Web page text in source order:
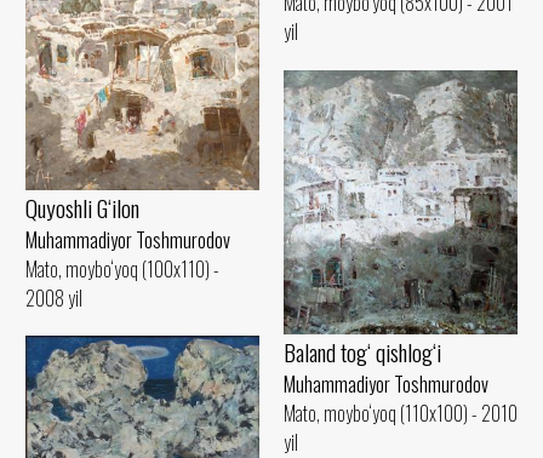
yil
Quyoshli G‘ilon
Muhammadiyor Toshmurodov
Mato, moybo‘yoq (100x110) -
2008 yil
Baland tog‘ qishlog‘i
Muhammadiyor Toshmurodov
Mato, moybo‘yoq (110x100) - 2010
yil